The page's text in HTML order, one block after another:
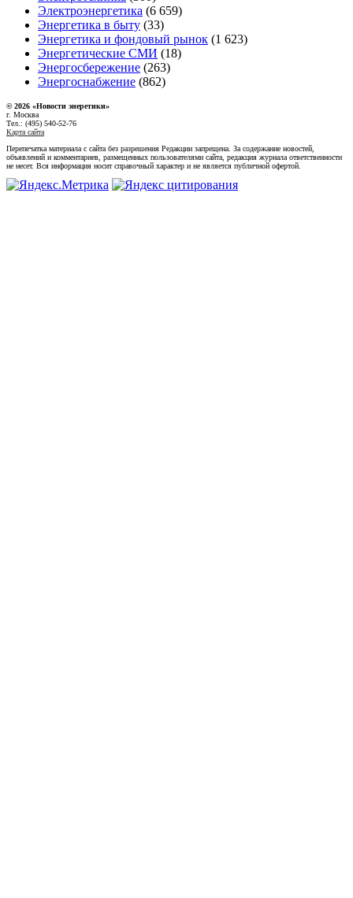
Электроэнергетика (6 659)
Энергетика в быту (33)
Энергетика и фондовый рынок (1 623)
Энергетические СМИ (18)
Энергосбережение (263)
Энергоснабжение (862)
© 2026 «Новости энеретики»
г. Москва
Тел.: (495) 540-52-76
Карта сайта
Перепечатка материала с сайта без разрешения Редакции запрещена. За содержание новостей,
объявлений и комментариев, размещенных пользователями сайта, редакция журнала ответственности
не несет. Вся информация носит справочный характер и не является публичной офертой.